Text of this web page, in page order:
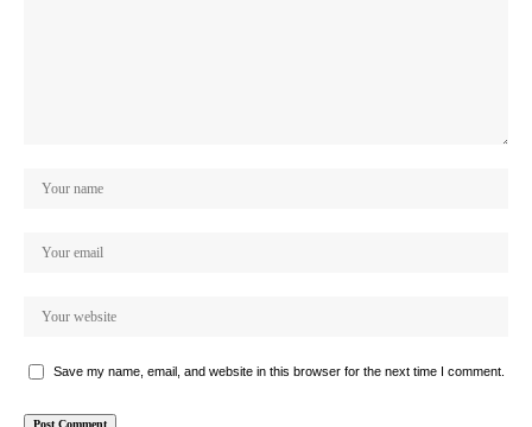
Save my name, email, and website in this browser for the next time I comment.